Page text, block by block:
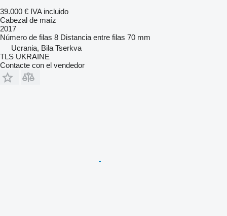
39.000 € IVA incluido
Cabezal de maíz
2017
Número de filas 8 Distancia entre filas 70 mm
Ucrania, Bila Tserkva
TLS UKRAINE
Contacte con el vendedor